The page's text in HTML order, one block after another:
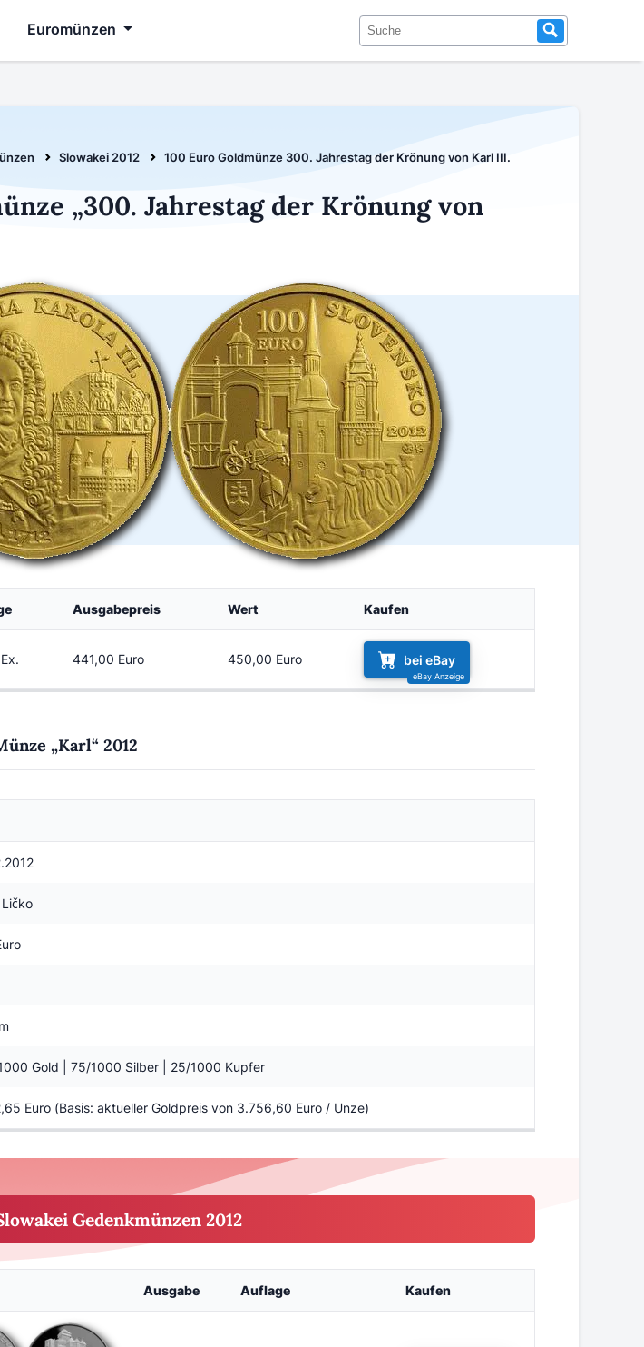
Euromünzen
Slowakei 2012 100 Euro Goldmünze 300. Jahrestag der Krönung von Karl III.
„300. Jahrestag der Krönung von
Ausgabepreis Wert Kaufen
441,00 Euro 450,00 Euro bei eBay
„Karl“ 2012
Gold | 75/1000 Silber | 25/1000 Kupfer
Euro (Basis: aktueller Goldpreis von 3.756,60 Euro / Unze)
Gedenkmünzen 2012
Ausgabe Auflage Kaufen